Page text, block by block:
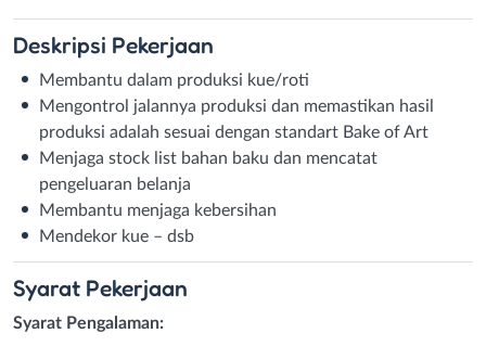
Deskripsi Pekerjaan
Membantu dalam produksi kue/roti
Mengontrol jalannya produksi dan memastikan hasil
produksi adalah sesuai dengan standart Bake of Art
Menjaga stock list bahan baku dan mencatat
pengeluaran belanja
Membantu menjaga kebersihan
Mendekor kue – dsb
Syarat Pekerjaan
Syarat Pengalaman: